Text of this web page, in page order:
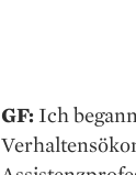
GF: Ich